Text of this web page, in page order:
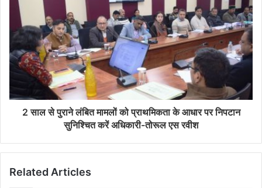
2 साल से पुराने लंबित मामलों को प्राथमिकता के आधार पर निपटान
सुनिश्चित करें अधिकारी-तोरूल एस रवीश
Related Articles